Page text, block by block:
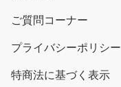
ご質問コーナー
プライバシーポリシー
特商法に基づく表示